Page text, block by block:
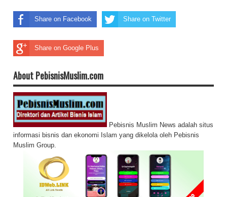
Share on Facebook Share on Twitter
Share on Google Plus
About PebisnisMuslim.com
Pebisnis Muslim News adalah situs
informasi bisnis dan ekonomi Islam yang dikelola oleh Pebisnis
Muslim Group.